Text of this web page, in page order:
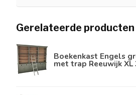
Gerelateerde producten
Boekenkast Engels
met trap Reeuwijk XL